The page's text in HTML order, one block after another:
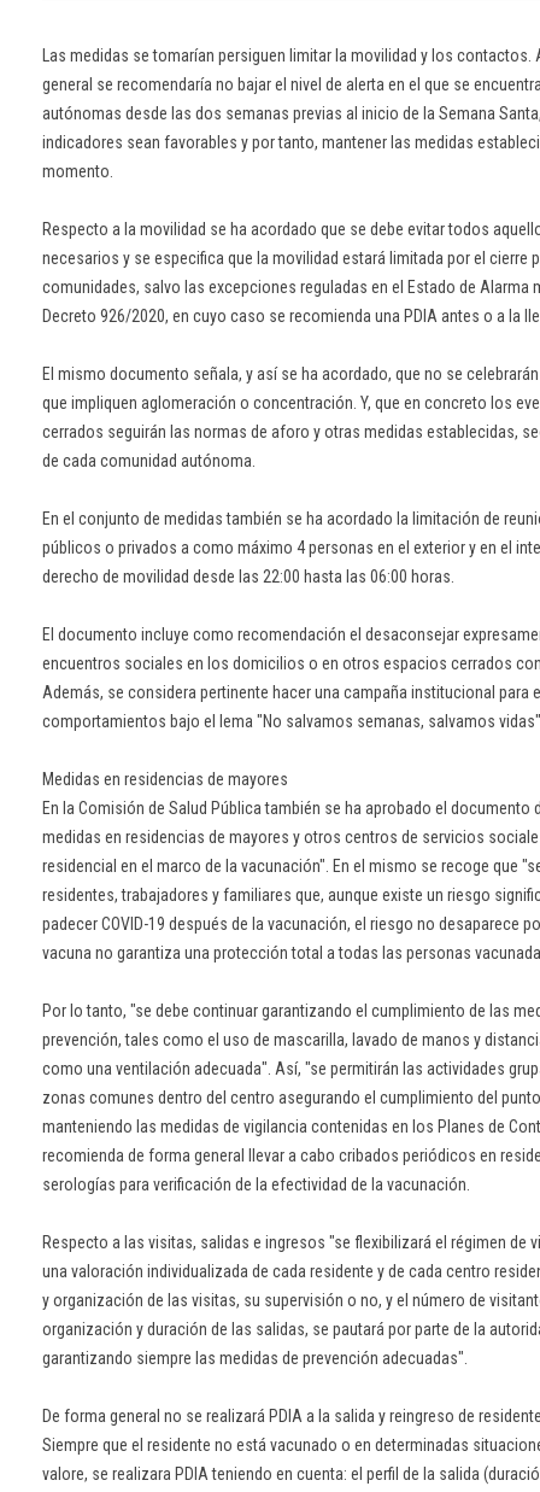
Las medidas se tomarían persiguen limitar la movilidad y los contactos.
general se recomendaría no bajar el nivel de alerta en el que se
autónomas desde las dos semanas previas al inicio de la Semana
indicadores sean favorables y por tanto, mantener las medidas
momento.
Respecto a la movilidad se ha acordado que se debe evitar todos
necesarios y se especifica que la movilidad estará limitada por el cierre
comunidades, salvo las excepciones reguladas en el Estado de Alarma
Decreto 926/2020, en cuyo caso se recomienda una PDIA antes o a la
El mismo documento señala, y así se ha acordado, que no se
que impliquen aglomeración o concentración. Y, que en concreto los
cerrados seguirán las normas de aforo y otras medidas establecidas,
de cada comunidad autónoma.
En el conjunto de medidas también se ha acordado la limitación de
públicos o privados a como máximo 4 personas en el exterior y en el
derecho de movilidad desde las 22:00 hasta las 06:00 horas.
El documento incluye como recomendación el desaconsejar
encuentros sociales en los domicilios o en otros espacios cerrados
Además, se considera pertinente hacer una campaña institucional para
comportamientos bajo el lema "No salvamos semanas, salvamos
Medidas en residencias de mayores
En la Comisión de Salud Pública también se ha aprobado el documento
medidas en residencias de mayores y otros centros de servicios
residencial en el marco de la vacunación". En el mismo se recoge que
residentes, trabajadores y familiares que, aunque existe un riesgo
padecer COVID-19 después de la vacunación, el riesgo no desaparece
vacuna no garantiza una protección total a todas las personas
Por lo tanto, "se debe continuar garantizando el cumplimiento de las
prevención, tales como el uso de mascarilla, lavado de manos y
como una ventilación adecuada". Así, "se permitirán las actividades
zonas comunes dentro del centro asegurando el cumplimiento del
manteniendo las medidas de vigilancia contenidas en los Planes de
recomienda de forma general llevar a cabo cribados periódicos en
serologías para verificación de la efectividad de la vacunación.
Respecto a las visitas, salidas e ingresos "se flexibilizará el régimen de
una valoración individualizada de cada residente y de cada centro
y organización de las visitas, su supervisión o no, y el número de
organización y duración de las salidas, se pautará por parte de la
garantizando siempre las medidas de prevención adecuadas".
De forma general no se realizará PDIA a la salida y reingreso de
Siempre que el residente no está vacunado o en determinadas
valore, se realizara PDIA teniendo en cuenta: el perfil de la salida